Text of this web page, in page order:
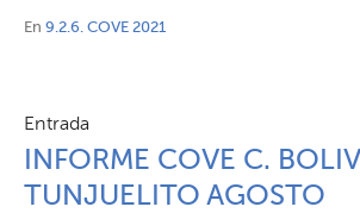
En 9.2.6. COVE 2021
Entrada
INFORME COVE C.
TUNJUELITO AGOSTO